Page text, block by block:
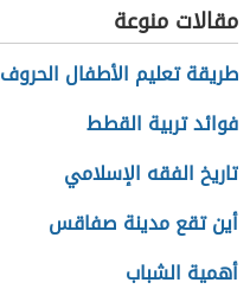
مقالات منوعة
طريقة تعليم الأطفال الحروف
فوائد تربية القطط
تاريخ الفقه الإسلامي
أين تقع مدينة صفاقس
أهمية الشباب